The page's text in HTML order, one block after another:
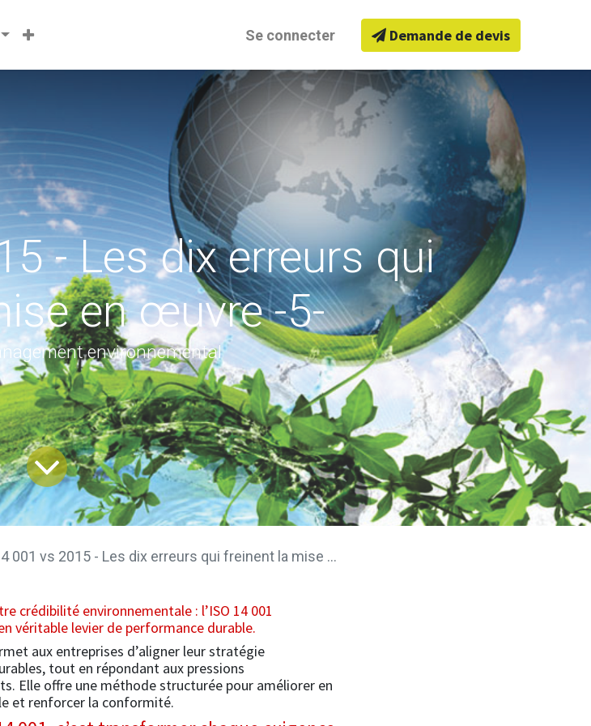
Se connecter Demande de devis
- Les dix erreurs qui
en œuvre -5-
environnemental
001 vs 2015 - Les dix erreurs qui freinent la mise en œuvre -5-
crédibilité environnementale : l’ISO 14 001
véritable levier de performance durable.
aux entreprises d’aligner leur stratégie
tout en répondant aux pressions
Elle offre une méthode structurée pour améliorer en
et renforcer la conformité.